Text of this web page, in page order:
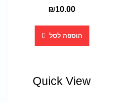
₪10.00
הוספה לסל
Quick View